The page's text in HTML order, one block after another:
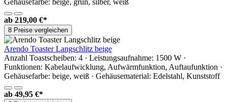
Gehäusefarbe: beige, grün, silber, weiß
ab 219,00 €*
8 Preise vergleichen
Arendo Toaster Langschlitz beige
Anzahl Toastscheiben: 4 · Leistungsaufnahme: 1500 W ·
Funktionen: Kabelaufwicklung, Aufwärmfunktion, Auftaufunktion ·
Gehäusefarbe: beige, weiß · Gehäusematerial: Edelstahl, Kunststoff
ab 49,95 €*